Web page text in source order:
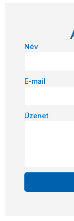
Név
E-mail
Üzenet